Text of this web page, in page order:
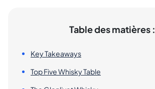
Table des matières :
Key Takeaways
Top Five Whisky Table